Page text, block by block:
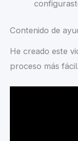
Contenido de
He creado este
proceso más